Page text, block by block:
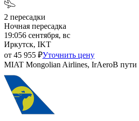
2 пересадки
Ночная пересадка
19:056 сентября, вс
Иркутск, IKT
от 45 955 ₽Уточнить цену
MIAT Mongolian Airlines, IrAeroВ пути